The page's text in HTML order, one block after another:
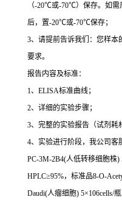
（-20℃或-70℃）保存。如需
后，置-20℃或-70℃保存；
3、请提前告诉我们：您样本
要求。
报告内容及标准：
1、 ELISA标准曲线；
2、详细的实验步骤；
3、完整的实验报告（试剂耗
4、实验进行阶段，我公司客
PC-3M-2B4(人低转移细胞株)
HPLC≥95%，标准品8-O-
Daudi(人瘤细胞) 5×106cells/